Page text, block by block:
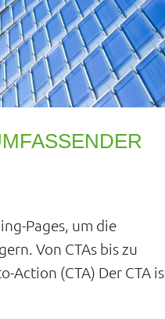
Pages, um die
Von CTAs bis zu
Action (CTA) Der CTA